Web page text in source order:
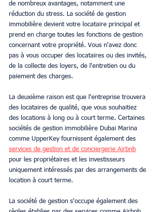
de nombreux avantages, notamment une
réduction du stress. La société de gestion
immobilière devient votre locataire principal et
prend en charge toutes les fonctions de gestion
concernant votre propriété. Vous n'avez donc
pas à vous occuper des locataires ou des invités,
de la collecte des loyers, de l'entretien ou du
paiement des charges.
La deuxième raison est que l'entreprise trouvera
des locataires de qualité, que vous souhaitiez
des locations à long ou à court terme. Certaines
sociétés de gestion immobilière Dubai Marina
comme UpperKey fournissent également des
services de gestion et de conciergerie Airbnb
pour les propriétaires et les investisseurs
uniquement intéressés par des arrangements de
location à court terme.
La société de gestion s'occupe également des